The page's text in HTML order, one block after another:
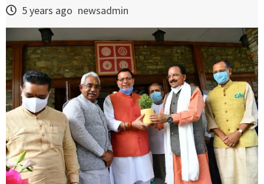
5 years ago newsadmin